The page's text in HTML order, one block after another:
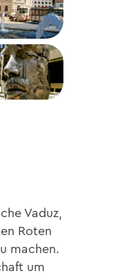
Vaduz,
Roten
machen.
um